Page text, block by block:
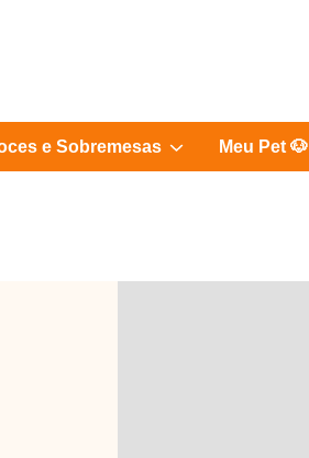
e Sobremesas ShowMeu Pet 🐶